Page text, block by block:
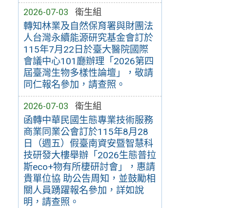
2026-07-03 衛生組
轉知林業及自然保育署與財團法
人台灣永續能源研究基金會訂於
115年7月22日於臺大醫院國際
會議中心101廳辦理「2026第四
屆臺灣生物多樣性論壇」，敬請
同仁報名參加，請查照。
2026-07-03 衛生組
函轉中華民國生態專業技術服務
商業同業公會訂於115年8月28
日（週五）假臺南資安暨智慧科
技研發大樓舉辦「2026生態普拉
斯eco+物有所棲研討會」，惠請
貴單位協 助公告周知，並鼓勵相
關人員踴躍報名參加，詳如說
明，請查照。